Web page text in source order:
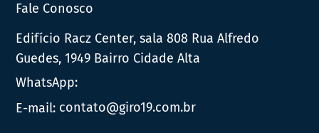
Fale Conosco
Edifício Racz Center, sala 808 Rua Alfredo
Guedes, 1949 Bairro Cidade Alta
WhatsApp:
E-mail: contato@giro19.com.br